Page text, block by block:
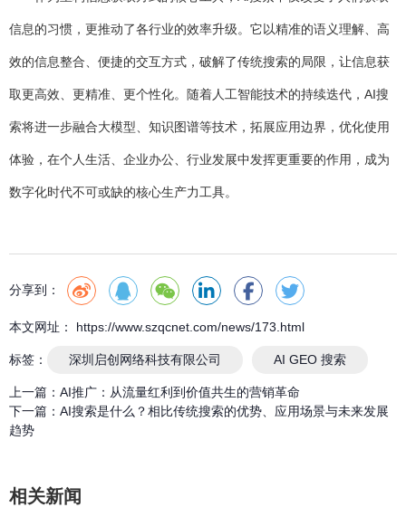
信息的习惯，更推动了各行业的效率升级。它以精准的语义理解、高
效的信息整合、便捷的交互方式，破解了传统搜索的局限，让信息获
取更高效、更精准、更个性化。随着人工智能技术的持续迭代，AI搜
索将进一步融合大模型、知识图谱等技术，拓展应用边界，优化使用
体验，在个人生活、企业办公、行业发展中发挥更重要的作用，成为
数字化时代不可或缺的核心生产力工具。
分享到：
本文网址： https://www.szqcnet.com/news/173.html
标签： 深圳启创网络科技有限公司 AI GEO 搜索
上一篇： AI推广：从流量红利到价值共生的营销革命
下一篇： AI搜索是什么？相比传统搜索的优势、应用场景与未来发展
趋势
相关新闻